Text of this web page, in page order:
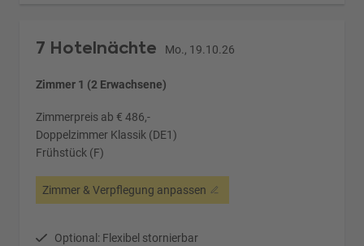
7 Hotelnächte Mo., 19.10.26
Zimmer 1 (2 Erwachsene)
Zimmerpreis ab € 486,-
Doppelzimmer Klassik (DE1)
Frühstück (F)
Zimmer & Verpflegung anpassen
Optional: Flexibel stornierbar